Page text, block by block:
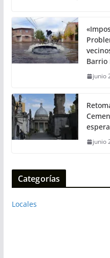
Barrio
junio
junio
Categorías
Locales